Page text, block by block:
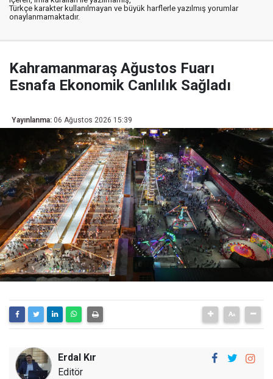
Türkçe karakter kullanılmayan ve büyük harflerle yazılmış yorumlar
onaylanmamaktadır.
Kahramanmaraş Ağustos Fuarı
Esnafa Ekonomik Canlılık Sağladı
Yayınlanma: 06 Ağustos 2026 15:39
Erdal Kır
Editör